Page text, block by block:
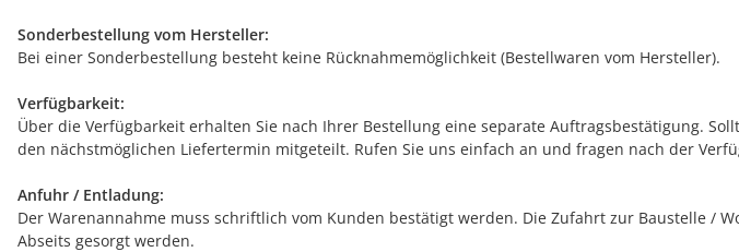
Sonderbestellung vom Hersteller:
Bei einer Sonderbestellung besteht keine Rücknahmemöglichkeit (Bestellwaren vom Hersteller).
Verfügbarkeit:
Über die Verfügbarkeit erhalten Sie nach Ihrer Bestellung eine separate Auftragsbestätigung.
den nächstmöglichen Liefertermin mitgeteilt. Rufen Sie uns einfach an und fragen nach der
Anfuhr / Entladung:
Der Warenannahme muss schriftlich vom Kunden bestätigt werden. Die Zufahrt zur Baustelle /
Abseits gesorgt werden.